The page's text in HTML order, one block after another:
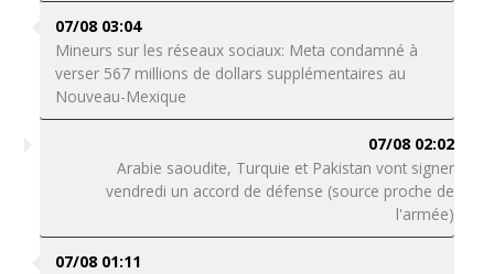
07/08 03:04
Mineurs sur les réseaux sociaux: Meta condamné à
verser 567 millions de dollars supplémentaires au
Nouveau-Mexique
07/08 02:02
Arabie saoudite, Turquie et Pakistan vont signer
vendredi un accord de défense (source proche de
l'armée)
07/08 01:11